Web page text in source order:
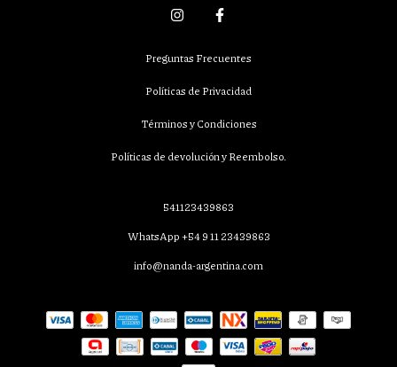
Preguntas Frecuentes
Políticas de Privacidad
Términos y Condiciones
Políticas de devolución y Reembolso.
541123439863
WhatsApp +54 9 11 23439863
info@nanda-argentina.com